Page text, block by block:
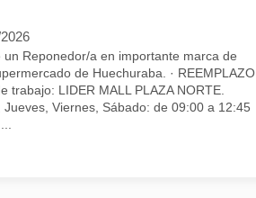
Reponedor/a en importante marca de
de Huechuraba. · REEMPLAZO
trabajo: LIDER MALL PLAZA NORTE.
Viernes, Sábado: de 09:00 a 12:45